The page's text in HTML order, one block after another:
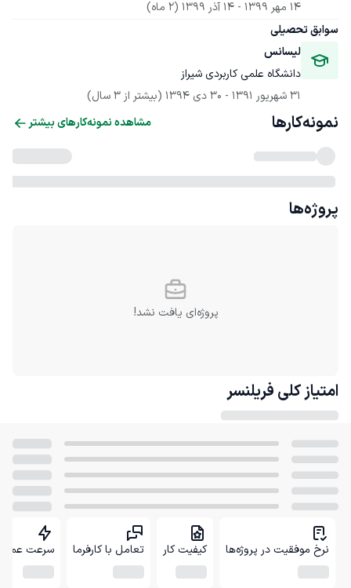
14 مهر 1399
- 14 آذر 1399
(2 ماه)
سوابق تحصیلی
لیسانس
دانشگاه علمی کاربردی شیراز
31 شهریور 1391
- 30 دی 1394 (بیشتر از 3 سال)
نمونه‌کارها مشاهده نمونه‌کارهای بیشتر
پروژه‌ها
پروژه‌ای یافت نشد!
امتیاز کلی فریلنسر
نرخ موفقیت در پروژه‌ها کیفیت کار تعامل با کارفرما سرعت عمل